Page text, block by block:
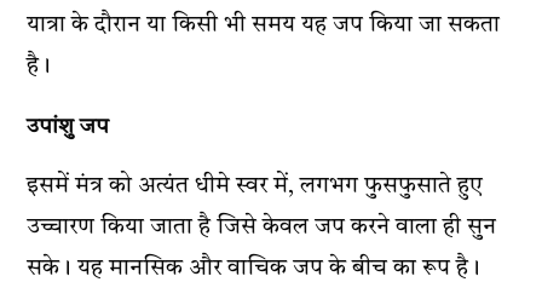
यात्रा के दौरान या किसी भी समय यह जप किया जा सकता
है।
उपांशु जप
इसमें मंत्र को अत्यंत धीमे स्वर में, लगभग फुसफुसाते हुए
उच्चारण किया जाता है जिसे केवल जप करने वाला ही सुन
सके। यह मानसिक और वाचिक जप के बीच का रूप है।